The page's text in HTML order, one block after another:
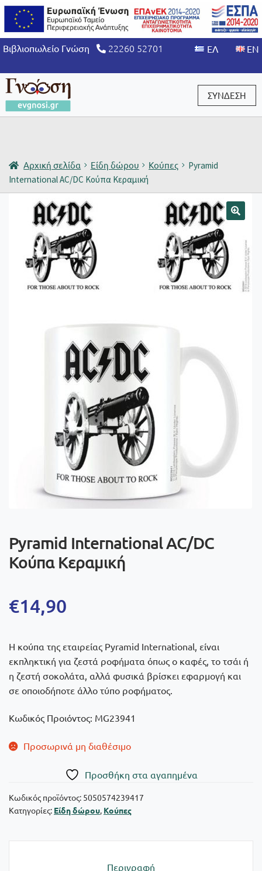
Βιβλιοπωλείο Γνώση 22260 52701
ΣΥΝΔΕΣΗ
Αρχική σελίδα Είδη δώρου Κούπες
Pyramid
International AC/DC Κούπα Κεραμική
Pyramid International AC/DC
Κούπα Κεραμική
€14,90
Η κούπα της εταιρείας Pyramid International, είναι
εκπληκτική για ζεστά ροφήματα όπως ο καφές, το τσάι ή
η ζεστή σοκολάτα, αλλά φυσικά βρίσκει εφαρμογή και
σε οποιοδήποτε άλλο τύπο ροφήματος.
Κωδικός Προιόντος: MG23941
Προσωρινά μη διαθέσιμο
Πρoσθήκη στα αγαπημένα
Κωδικός προϊόντος: 5050574239417
Κατηγορίες: Είδη δώρου Κούπες
Περιγραφή